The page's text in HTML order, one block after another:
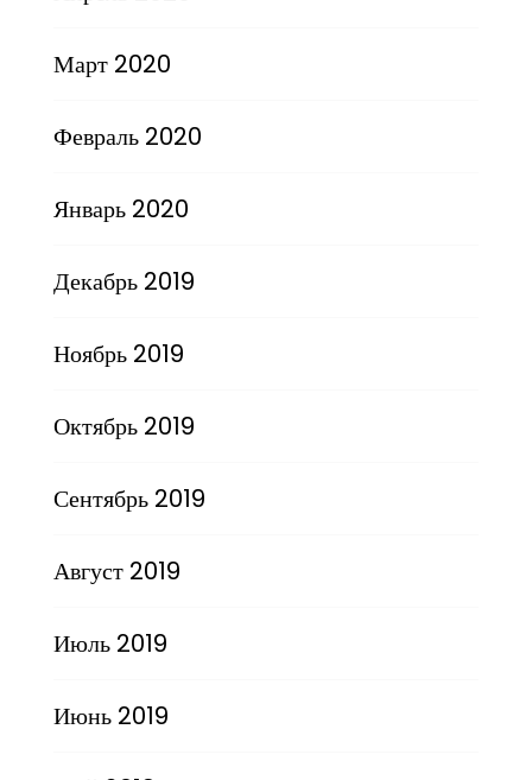
Март 2020
Февраль 2020
Январь 2020
Декабрь 2019
Ноябрь 2019
Октябрь 2019
Сентябрь 2019
Август 2019
Июль 2019
Июнь 2019